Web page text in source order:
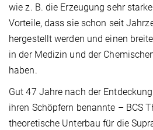
wie z. B. die Erzeugung sehr
Vorteile, dass sie schon seit
hergestellt werden und einen
in der Medizin und der
haben.
Gut 47 Jahre nach der
ihren Schöpfern benannte – BCS
theoretische Unterbau für die